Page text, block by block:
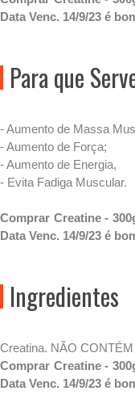
Data Venc. 14/9/23 é
Para que
- Aumento de Massa
- Aumento de Força;
- Aumento de Energia,
- Evita Fadiga Muscular.
Comprar Creatine -
Data Venc. 14/9/23 é
Ingredientes
Creatina. NÃO
Comprar Creatine -
Data Venc. 14/9/23 é